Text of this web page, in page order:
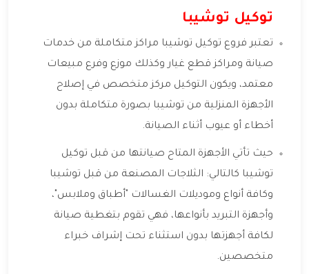
توكيل توشيبا
تعتبر فروع توكيل توشيبا مراكز متكاملة من خدمات
صيانة ومراكز قطع غيار وكذلك موزع وفرع مبيعات
معتمد، ويكون التوكيل مركز متخصص في إصلاح
الأجهزة المنزلية من توشيبا بصورة متكاملة بدون
أخطاء أو عيوب أثناء الصيانة.
حيث تأتي الأجهزة المتاح صيانتها من قبل توكيل
توشيبا كالتالي: الثلاجات المصنعة من قبل توشيبا
وكافة أنواع وموديلات الغسالات "أطباق وملابس"،
وأجهزة التبريد بأنواعها، فهي تقوم بتغطية صيانة
لكافة أجهزتها بدون استثناء تحت إشراف خبراء
متخصصين.